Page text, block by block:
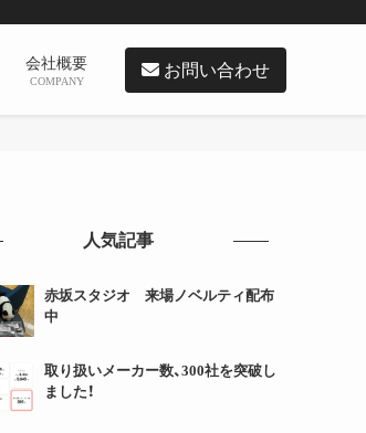
会社概要
COMPANY
お問い合わせ
人気記事
赤坂スタジオ 来場ノベルティ配布
中
取り扱いメーカー数、300社を突破し
ました！